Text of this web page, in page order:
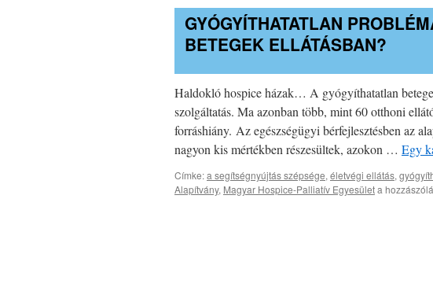
GYÓGYÍTHATATLAN
BETEGEK ELLÁTÁSBAN?
Haldokló hospice házak… A gyógyíthatatlan
szolgáltatás. Ma azonban több, mint 60 otthoni
forráshiány. Az egészségügyi bérfejlesztésben az
nagyon kis mértékben részesültek, azokon … Egy
Címke:a segítségnyújtás szépsége, életvégi ellátás,
Alapítvány, Magyar Hospice-Palliatív Egyesületa